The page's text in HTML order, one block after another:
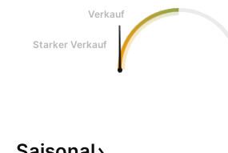
Verkauf
Starker Verkauf